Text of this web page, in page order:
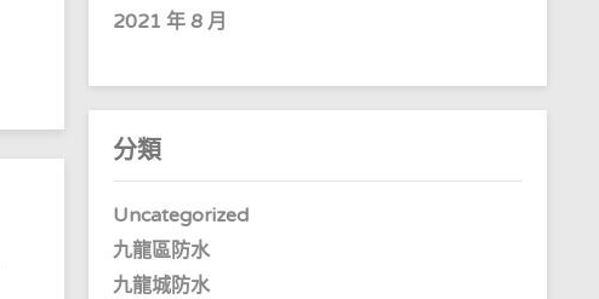
2021 年 8 月
分類
Uncategorized
九龍區防水
九龍城防水